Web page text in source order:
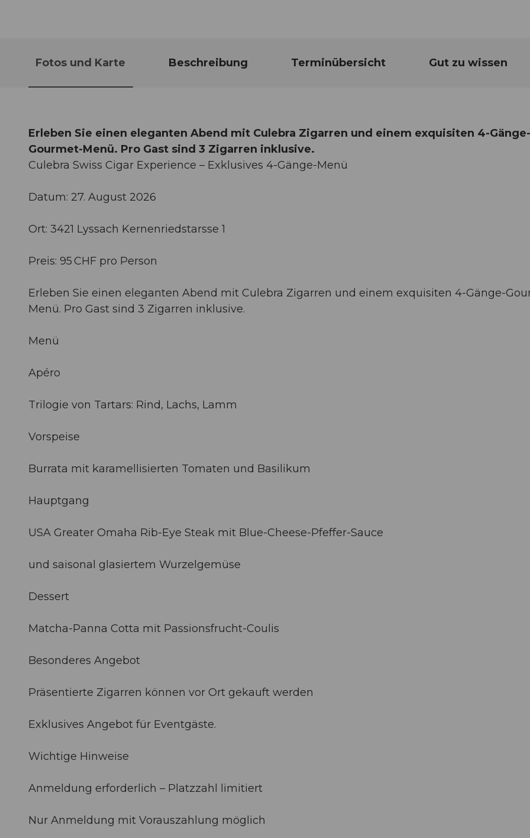
Fotos und Karte Beschreibung Terminübersicht Gut zu wissen
Erleben Sie einen eleganten Abend mit Culebra Zigarren und einem exquisiten 4-Gänge-
Gourmet-Menü. Pro Gast sind 3 Zigarren inklusive.
Culebra Swiss Cigar Experience – Exklusives 4-Gänge-Menü
Datum: 27. August 2026
Ort: 3421 Lyssach Kernenriedstarsse 1
Preis: 95 CHF pro Person
Erleben Sie einen eleganten Abend mit Culebra Zigarren und einem exquisiten 4-Gänge-
Menü. Pro Gast sind 3 Zigarren inklusive.
Menü
Apéro
Trilogie von Tartars: Rind, Lachs, Lamm
Vorspeise
Burrata mit karamellisierten Tomaten und Basilikum
Hauptgang
USA Greater Omaha Rib-Eye Steak mit Blue-Cheese-Pfeffer-Sauce
und saisonal glasiertem Wurzelgemüse
Dessert
Matcha-Panna Cotta mit Passionsfrucht-Coulis
Besonderes Angebot
Präsentierte Zigarren können vor Ort gekauft werden
Exklusives Angebot für Eventgäste.
Wichtige Hinweise
Anmeldung erforderlich – Platzzahl limitiert
Nur Anmeldung mit Vorauszahlung möglich